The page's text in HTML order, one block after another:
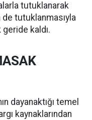
tutuklanarak
de tutuklanmasıyla
kaldı.
dayanaktığı temel
kaynaklarından